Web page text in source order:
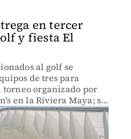
en tercer
y fiesta El
al golf se
de tres para
organizado por
en la Riviera Maya; se
de una atmósfera
y camaradería